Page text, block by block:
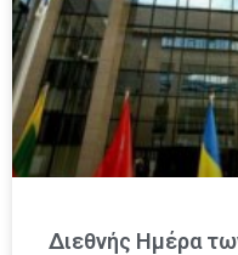
Διεθνής Ημέρα